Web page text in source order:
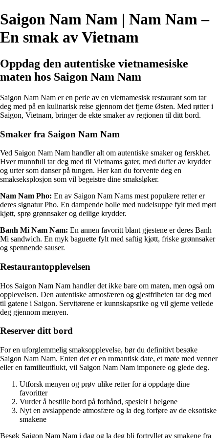
Saigon Nam Nam | Nam Nam –
En smak av Vietnam
Oppdag den autentiske vietnamesiske
maten hos Saigon Nam Nam
Saigon Nam Nam er en perle av en vietnamesisk restaurant som tar
deg med på en kulinarisk reise gjennom det fjerne Østen. Med røtter i
Saigon, Vietnam, bringer de ekte smaker av regionen til ditt bord.
Smaker fra Saigon Nam Nam
Ved Saigon Nam Nam handler alt om autentiske smaker og ferskhet.
Hver munnfull tar deg med til Vietnams gater, med dufter av krydder
og urter som danser på tungen. Her kan du forvente deg en
smakseksplosjon som vil begeistre dine smaksløker.
Nam Nam Pho: En av Saigon Nam Nams mest populære retter er
deres signatur Pho. En dampende bolle med nudelsuppe fylt med mørt
kjøtt, sprø grønnsaker og deilige krydder.
Banh Mi Nam Nam: En annen favoritt blant gjestene er deres Banh
Mi sandwich. En myk baguette fylt med saftig kjøtt, friske grønnsaker
og spennende sauser.
Restaurantopplevelsen
Hos Saigon Nam Nam handler det ikke bare om maten, men også om
opplevelsen. Den autentiske atmosfæren og gjestfriheten tar deg med
til gatene i Saigon. Servitørene er kunnskapsrike og vil gjerne veilede
deg gjennom menyen.
Reserver ditt bord
For en uforglemmelig smaksopplevelse, bør du definitivt besøke
Saigon Nam Nam. Enten det er en romantisk date, et møte med venner
eller en familieutflukt, vil Saigon Nam Nam imponere og glede deg.
Utforsk menyen og prøv ulike retter for å oppdage dine
favoritter
Vurder å bestille bord på forhånd, spesielt i helgene
Nyt en avslappende atmosfære og la deg forføre av de eksotiske
smakene
Besøk Saigon Nam Nam i dag og la deg bli fortryllet av smakene fra